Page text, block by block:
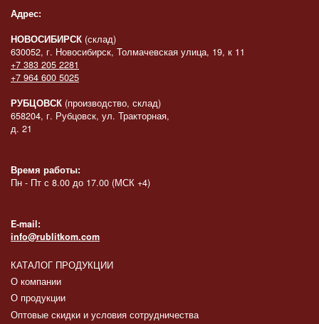
Адрес:
НОВОСИБИРСК (склад)
630052, г. Новосибирск, Толмачевская улица, 19, к 11
+7 383 205 2281
+7 964 600 5025
РУБЦОВСК (производство, склад)
658204, г. Рубцовск, ул. Тракторная,
д. 21
Время работы:
Пн - Пт с 8.00 до 17.00 (МСК +4)
E-mail:
info@rublitkom.com
КАТАЛОГ ПРОДУКЦИИ
О компании
О продукции
Оптовые скидки и условия сотрудничества